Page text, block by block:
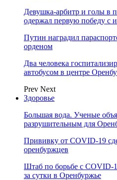
Девушка-арбитр и голы в
одержал первую победу с
Путин наградил
орденом
Два человека
автобусом в центре
Prev Next
Здоровье
Большая вода. Ученые
разрушительным для
Прививку от COVID-19
оренбуржцев
Штаб по борьбе с СOVID-
за сутки в Оренбуржье